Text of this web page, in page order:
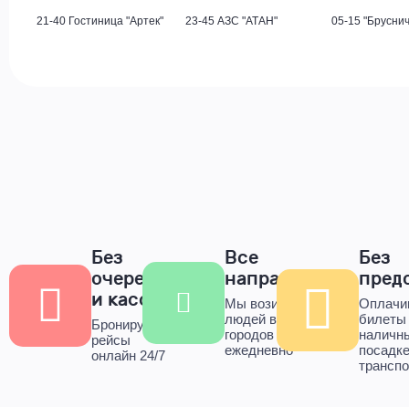
21-40 Гостиница "Артек" 23-45 АЗС "АТАН" 05-15
Без
очередей
и касс
Бронируйте
рейсы
онлайн 24/7
Все
направления
Мы возим тысячи
людей в десятки
городов
ежедневно
Без
билеты